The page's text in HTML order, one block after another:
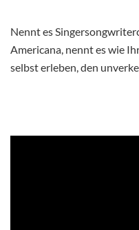
Nennt es
Americana, nennt es wie
selbst erleben, den